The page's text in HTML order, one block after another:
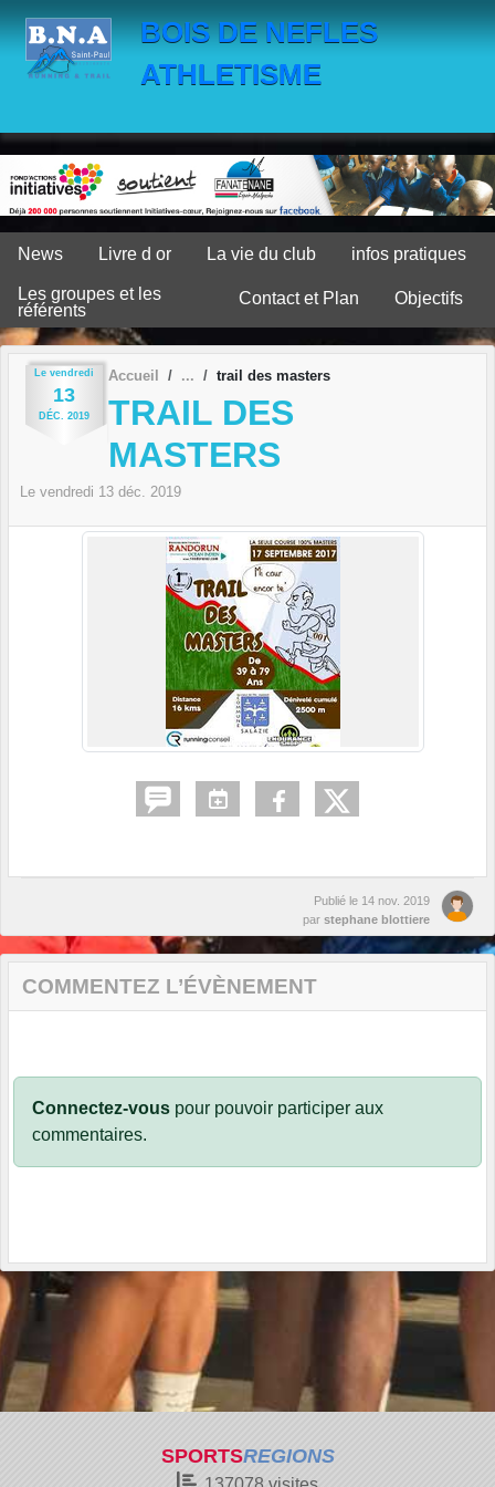
BOIS DE NEFLES
ATHLETISME
News Livre d or La vie du club infos pratiques
Les groupes et les
référents
Contact et Plan Objectifs
Le vendredi
13
DÉC. 2019
Accueil trail des masters
TRAIL DES
MASTERS
Le vendredi 13 déc. 2019
Publié le 14 nov. 2019
par stephane blottiere
COMMENTEZ L’ÉVÈNEMENT
Connectez-vous pour pouvoir participer aux
commentaires.
SPORTSREGIONS